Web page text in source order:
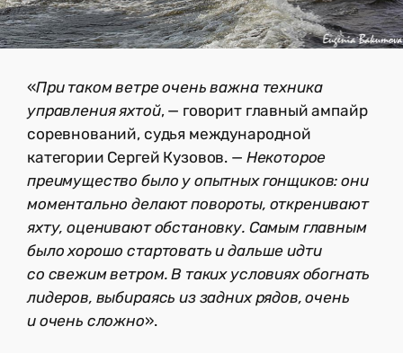
«При таком ветре очень важна техника
управления яхтой, — говорит главный ампайр
соревнований, судья международной
категории Сергей Кузовов. — Некоторое
преимущество было у опытных гонщиков: они
моментально делают повороты, откренивают
яхту, оценивают обстановку. Самым главным
было хорошо стартовать и дальше идти
со свежим ветром. В таких условиях обогнать
лидеров, выбираясь из задних рядов, очень
и очень сложно».